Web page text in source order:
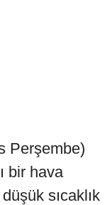
Perşembe)
bir hava
sıcaklık